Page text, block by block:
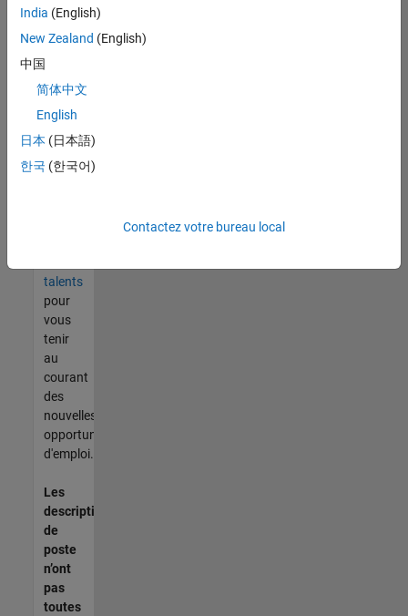
tout
vous
trouvez
pas
d'offre
corresponde
à vos
talents
pour
vous
tenir
au
courant
des
nouvelles
opportunités
d'emploi.
Les
descriptions
de
poste
n’ont
pas
toutes
India (English)
New Zealand (English)
中国
简体中文
English
日本 (日本語)
한국 (한국어)
Contactez votre bureau local